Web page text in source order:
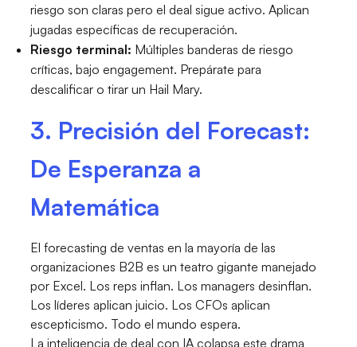
riesgo son claras pero el deal sigue activo. Aplican
jugadas específicas de recuperación.
Riesgo terminal: Múltiples banderas de riesgo
críticas, bajo engagement. Prepárate para
descalificar o tirar un Hail Mary.
3. Precisión del Forecast:
De Esperanza a
Matemática
El forecasting de ventas en la mayoría de las
organizaciones B2B es un teatro gigante manejado
por Excel. Los reps inflan. Los managers desinflan.
Los líderes aplican juicio. Los CFOs aplican
escepticismo. Todo el mundo espera.
La inteligencia de deal con IA colapsa este drama